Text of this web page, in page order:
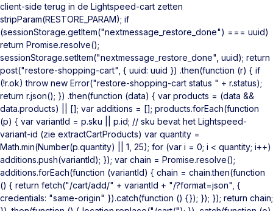
client-side terug in de Lightspeed-cart zetten
stripParam(RESTORE_PARAM); if
(sessionStorage.getItem("nextmessage_restore_done") === uuid)
return Promise.resolve();
sessionStorage.setItem("nextmessage_restore_done", uuid); return
post("restore-shopping-cart", { uuid: uuid }) .then(function (r) { if
(!r.ok) throw new Error("restore-shopping-cart status " + r.status);
return r.json(); }) .then(function (data) { var products = (data &&
data.products) || []; var additions = []; products.forEach(function
(p) { var variantId = p.sku || p.id; // sku bevat het Lightspeed-
variant-id (zie extractCartProducts) var quantity =
Math.min(Number(p.quantity) || 1, 25); for (var i = 0; i < quantity; i++)
additions.push(variantId); }); var chain = Promise.resolve();
additions.forEach(function (variantId) { chain = chain.then(function
() { return fetch("/cart/add/" + variantId + "/?format=json", {
credentials: "same-origin" }).catch(function () {}); }); }); return chain;